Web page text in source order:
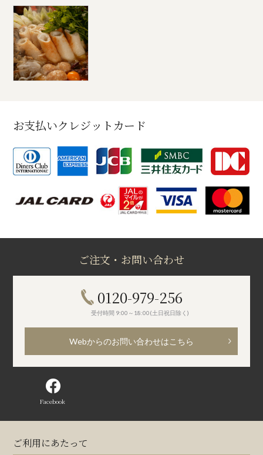
お支払いクレジットカード
ご注文・お問い合わせ
0120-979-256
受付時間 9:00～18:00(土日祝日除く)
Webからのお問い合わせはこちら
Facebook
ご利用にあたって